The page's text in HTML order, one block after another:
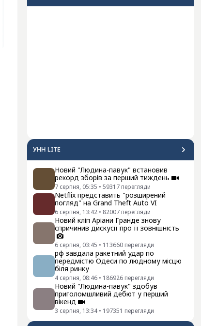
УНН LITE
Новий "Людина-павук" встановив
рекорд зборів за перший тиждень
7 серпня, 05:35 • 59317 перегляди
Netflix представить "розширений
погляд" на Grand Theft Auto VI
6 серпня, 13:42 • 82007 перегляди
Новий кліп Аріани Гранде знову
спричинив дискусії про її зовнішність
6 серпня, 03:45 • 113660 перегляди
рф завдала ракетний удар по
передмістю Одеси по людному місцю
біля ринку
4 серпня, 08:46 • 186926 перегляди
Новий "Людина-павук" здобув
приголомшливий дебют у перший
вікенд
3 серпня, 13:34 • 197351 перегляди